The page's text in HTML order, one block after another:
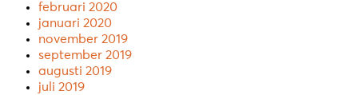
februari 2020
januari 2020
november 2019
september 2019
augusti 2019
juli 2019